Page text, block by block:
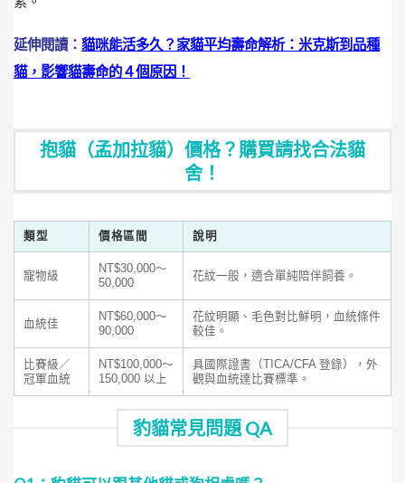
延伸閱讀： 貓咪能活多久？家貓平均壽命解析：米克斯到品種
貓，影響貓壽命的４個原因！
抱貓（孟加拉貓）價格？購買請找合法貓
舍！
類型 價格區間 說明
寵物級
NT$30,000～
50,000
花紋一般，適合單純陪伴飼養。
血統佳
NT$60,000～
90,000
花紋明顯、毛色對比鮮明，血統條件
較佳。
比賽級／
冠軍血統
NT$100,000～
150,000 以上
具國際證書（TICA/CFA 登錄），外
觀與血統達比賽標準。
豹貓常見問題 QA